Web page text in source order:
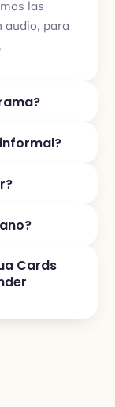
las
audio, para
Cards